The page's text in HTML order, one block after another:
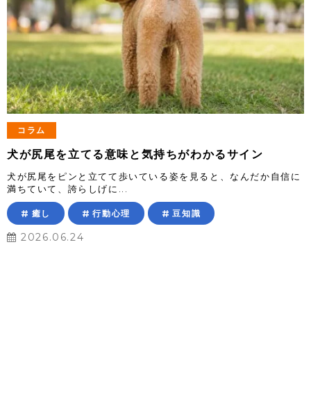
コラム
犬が尻尾を立てる意味と気持ちがわかるサイン
犬が尻尾をピンと立てて歩いている姿を見ると、なんだか自信に
満ちていて、誇らしげに...
癒し 行動心理 豆知識
2026.06.24